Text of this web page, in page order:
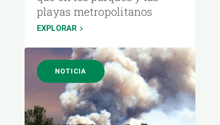
playas metropolitanos
EXPLORAR
NOTICIA